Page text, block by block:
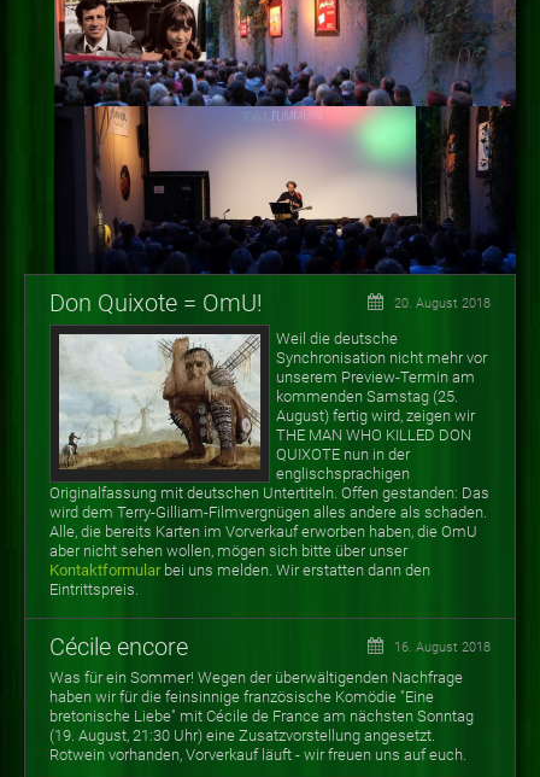
Don Quixote = OmU! 20. August 2018
Weil die deutsche
Synchronisation nicht mehr vor
unserem Preview-Termin am
kommenden Samstag (25.
August) fertig wird, zeigen wir
THE MAN WHO KILLED DON
QUIXOTE nun in der
englischsprachigen
Originalfassung mit deutschen Untertiteln. Offen gestanden: Das
wird dem Terry-Gilliam-Filmvergnügen alles andere als schaden.
Alle, die bereits Karten im Vorverkauf erworben haben, die OmU
aber nicht sehen wollen, mögen sich bitte über unser
Kontaktformularbei uns melden. Wir erstatten dann den
Eintrittspreis.
Cécile encore 16. August 2018
Was für ein Sommer! Wegen der überwältigenden Nachfrage
haben wir für die feinsinnige französische Komödie "Eine
bretonische Liebe" mit Cécile de France am nächsten Sonntag
(19. August, 21:30 Uhr) eine Zusatzvorstellung angesetzt.
Rotwein vorhanden, Vorverkauf läuft - wir freuen uns auf euch.